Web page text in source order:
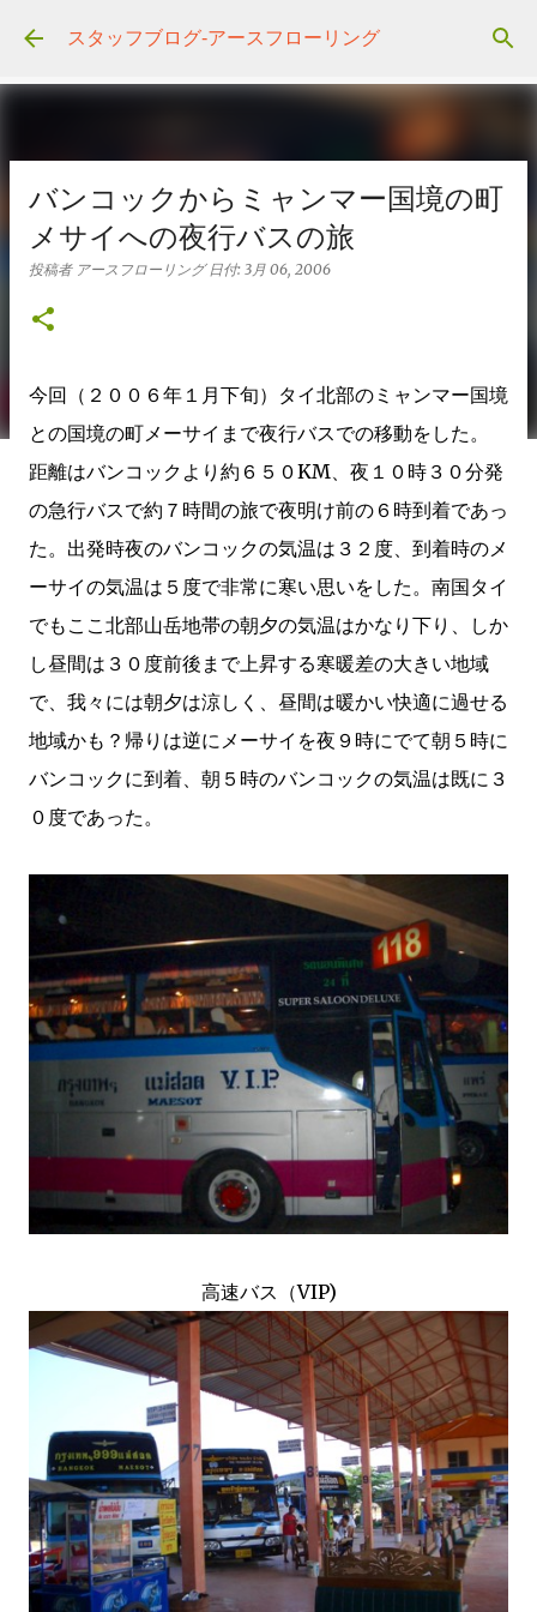
スキップしてメイン コンテンツに移動
スタッフブログ‐アースフローリング
バンコックからミャンマー国境の町
メサイへの夜行バスの旅
投稿者 アースフローリング 日付: 3月 06, 2006
今回（２００６年１月下旬）タイ北部のミャンマー国境
との国境の町メーサイまで夜行バスでの移動をした。
距離はバンコックより約６５０KM、夜１０時３０分発
の急行バスで約７時間の旅で夜明け前の６時到着であっ
た。出発時夜のバンコックの気温は３２度、到着時のメ
ーサイの気温は５度で非常に寒い思いをした。南国タイ
でもここ北部山岳地帯の朝夕の気温はかなり下り、しか
し昼間は３０度前後まで上昇する寒暖差の大きい地域
で、我々には朝夕は涼しく、昼間は暖かい快適に過せる
地域かも？帰りは逆にメーサイを夜９時にでて朝５時に
バンコックに到着、朝５時のバンコックの気温は既に３
０度であった。
高速バス（VIP)